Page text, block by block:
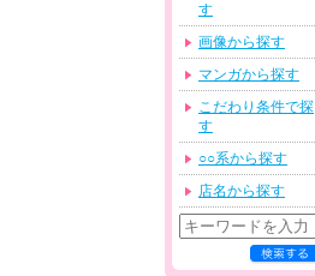
す
画像から探す
マンガから探す
こだわり条件で探
す
○○系から探す
店名から探す